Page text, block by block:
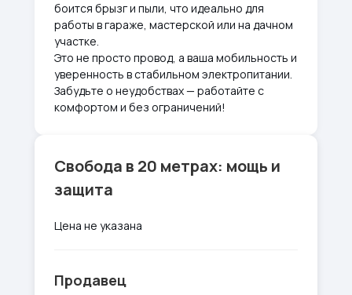
боится брызг и пыли, что идеально для
работы в гараже, мастерской или на дачном
участке.
Это не просто провод, а ваша мобильность и
уверенность в стабильном электропитании.
Забудьте о неудобствах — работайте с
комфортом и без ограничений!
Свобода в 20 метрах: мощь и
защита
Цена не указана
Продавец